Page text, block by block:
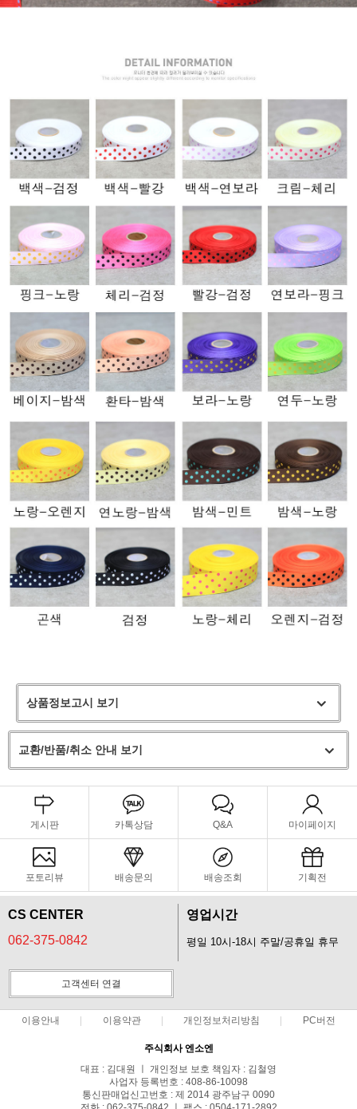
상품정보고시 보기
교환/반품/취소 안내 보기
게시판 카톡상담 Q&A 마이페이지
포토리뷰 배송문의 배송조회 기획전
CS CENTER
062-375-0842
영업시간
평일 10시-18시 주말/공휴일 휴무
고객센터 연결
이용안내 이용약관 개인정보처리방침 PC버전
주식회사 엔소엔
대표 : 김대원 ㅣ 개인정보 보호 책임자 : 김철영
사업자 등록번호 : 408-86-10098
통신판매업신고번호 : 제 2014 광주남구 0090